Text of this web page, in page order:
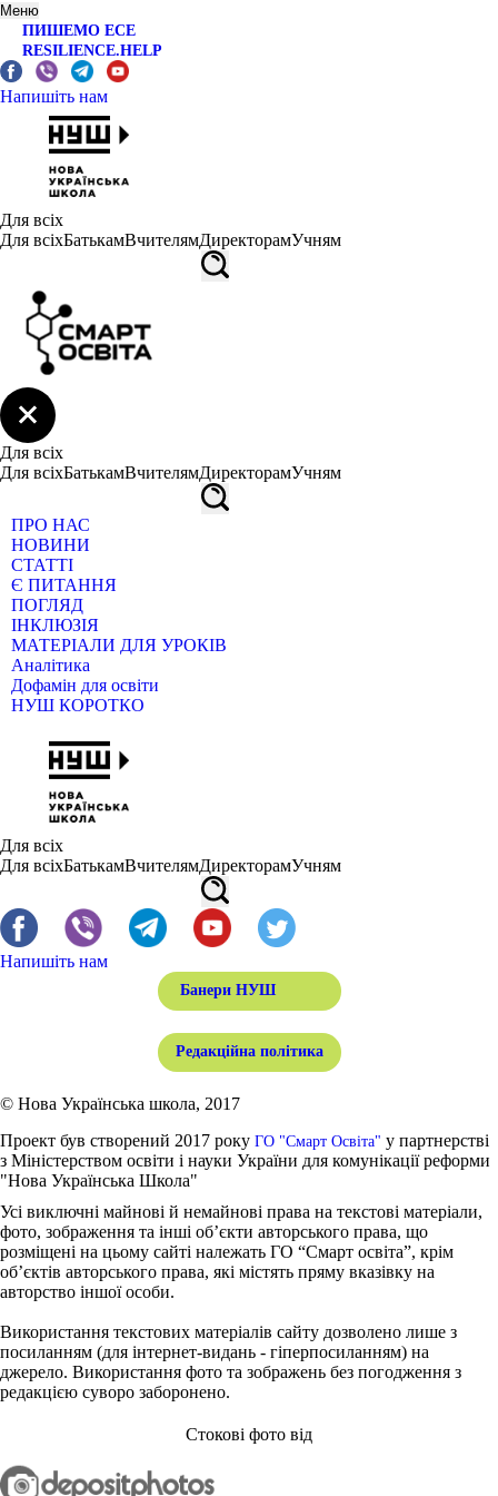
Меню
ПИШЕМО ЕСЕ
RESILIENCE.HELP
Напишіть нам
Для всіх
Для всіхБатькамВчителямДиректорамУчням
Для всіх
Для всіхБатькамВчителямДиректорамУчням
ПРО НАС
НОВИНИ
СТАТТІ
Є ПИТАННЯ
ПОГЛЯД
ІНКЛЮЗІЯ
МАТЕРІАЛИ ДЛЯ УРОКІВ
Аналітика
Дофамін для освіти
НУШ КОРОТКО
Для всіх
Для всіхБатькамВчителямДиректорамУчням
Напишіть нам
Банери НУШ
Редакційна політика
© Нова Українська школа, 2017
Проект був створений 2017 року ГО "Смарт Освіта" у партнерстві
з Міністерством освіти і науки України для комунікації реформи
"Нова Українська Школа"
Усі виключні майнові й немайнові права на текстові матеріали,
фото, зображення та інші об’єкти авторського права, що
розміщені на цьому сайті належать ГО “Смарт освіта”, крім
об’єктів авторського права, які містять пряму вказівку на
авторство іншої особи.
Використання текстових матеріалів сайту дозволено лише з
посиланням (для інтернет-видань - гіперпосиланням) на
джерело. Використання фото та зображень без погодження з
редакцією суворо заборонено.
Стокові фото від